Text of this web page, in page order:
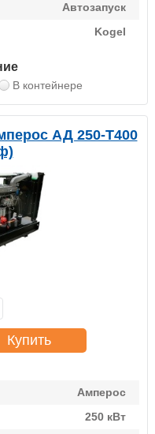
Автозапуск
Kogel
В контейнере
АД 250-Т400
Амперос
250 кВт
Купить